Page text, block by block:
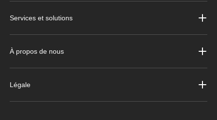
Services et solutions
À propos de nous
Légale